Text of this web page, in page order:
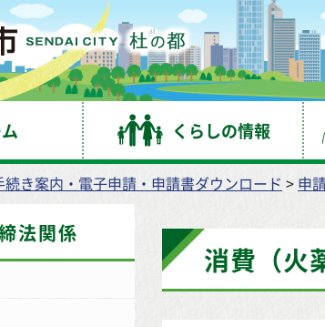
仙台市
くらしの情報
続き案内・電子申請・申請書ダウンロード > 申
法関係
消費（火